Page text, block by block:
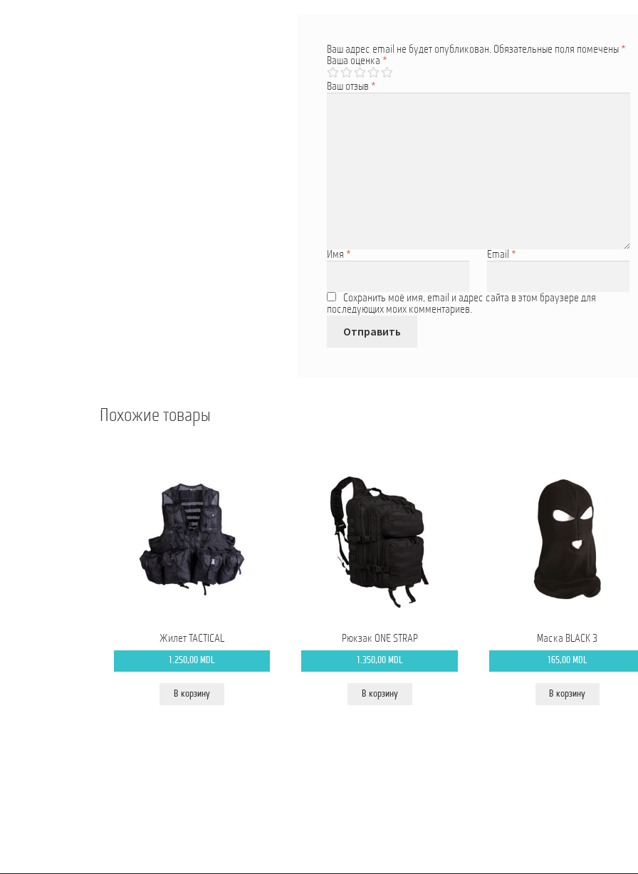
Ваш адрес email не будет опубликован. Обязательные поля помечены *
Ваша оценка *
Ваш отзыв *
Имя * Email *
Сохранить моё имя, email и адрес сайта в этом браузере для
последующих моих комментариев.
Похожие товары
Жилет TACTICAL
1.250,00MDL
В корзину
Рюкзак ONE STRAP
1.350,00 MDL
В корзину
Маска BLACK 3
165,00 MDL
В корзину